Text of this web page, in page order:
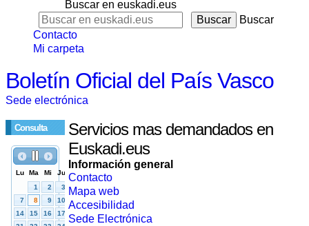
Buscar en euskadi.eus
Buscar
Contacto
Mi carpeta
Boletín Oficial del País Vasco
Sede electrónica
Consulta
Servicios mas demandados en
Euskadi.eus
Información general
Contacto
Mapa web
Accesibilidad
Sede Electrónica